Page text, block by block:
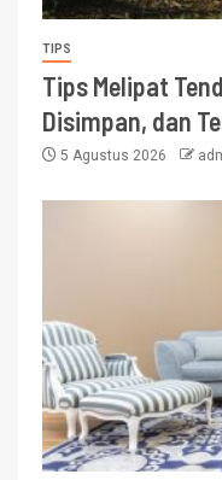
TIPS
Tips Melipat
Disimpan, dan
5 Agustus 2026